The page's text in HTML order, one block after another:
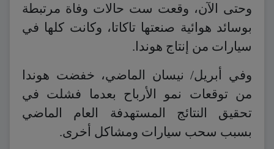
وحتى الآن، وقعت ست حالات وفاة مرتبطة
بوسائد هوائية صنعتها تاكاتا، وكانت كلها في
سيارات من إنتاج هوندا.
وفي أبريل/ نيسان الماضي، خفضت هوندا
من توقعات نمو الأرباح بعدما فشلت في
تحقيق النتائج المستهدفة العام الماضي
بسبب سحب سيارات ومشاكل أخرى.